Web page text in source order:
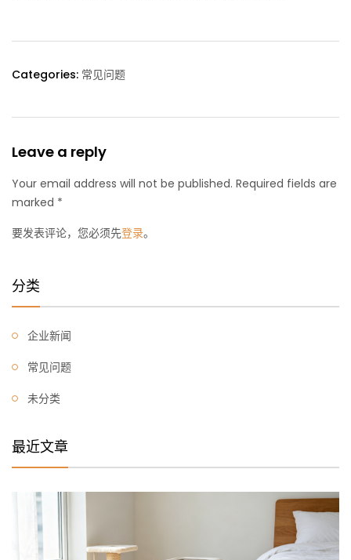
Categories: 常见问题
Leave a reply
Your email address will not be published. Required fields are
marked *
要发表评论，您必须先登录。
分类
企业新闻
常见问题
未分类
最近文章